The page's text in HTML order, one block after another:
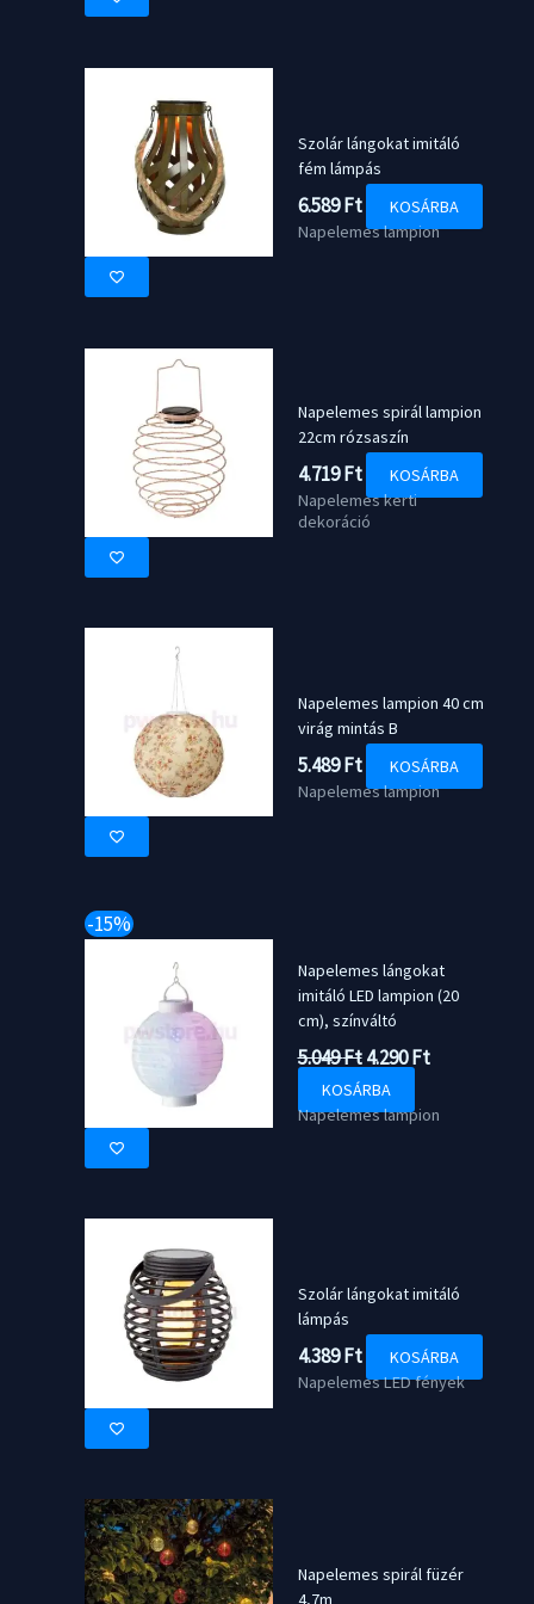
Szolár lángokat imitáló
fém lámpás
6.589Ft
KOSÁRBA
Napelemes lampion
Napelemes spirál lampion
22cm rózsaszín
4.719Ft
KOSÁRBA
Napelemes kerti
dekoráció
Napelemes lampion 40 cm
virág mintás B
5.489Ft
KOSÁRBA
Napelemes lampion
-15%
Napelemes lángokat
imitáló LED lampion (20
cm), színváltó
5.049Ft Original
price
was:
5.049 Ft.
4.290FtCurrent
is:
KOSÁRBA
Napelemes lampion
Szolár lángokat imitáló
lámpás
4.389Ft
KOSÁRBA
Napelemes LED fények
Napelemes spirál füzér
4,7m